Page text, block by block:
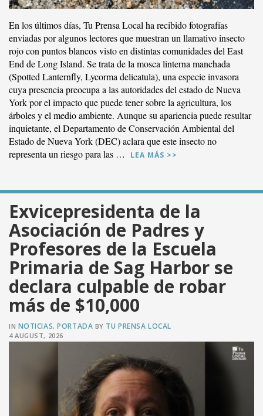
VER PUBLICACIÓN
En los últimos días, Tu Prensa Local ha recibido fotografías
enviadas por algunos lectores que muestran un llamativo insecto
rojo con puntos blancos visto en distintas comunidades del East
End de Long Island. Se trata de la mosca linterna manchada
(Spotted Lanternfly, Lycorma delicatula), una especie invasora
cuya presencia preocupa a las autoridades del estado de Nueva
York por el impacto que puede tener sobre la agricultura, los
árboles y el medio ambiente. Aunque su apariencia puede resultar
inquietante, el Departamento de Conservación Ambiental del
Estado de Nueva York (DEC) aclara que este insecto no
representa un riesgo para las …
LEA MÁS >>
Exvicepresidenta de la
Asociación de Padres y
Profesores de la Escuela
Primaria de Sag Harbor se
declara culpable de robar
más de $10,000
IN NOTICIAS,PORTADA BY TU PRENSA LOCAL
4 AUGUST, 2026